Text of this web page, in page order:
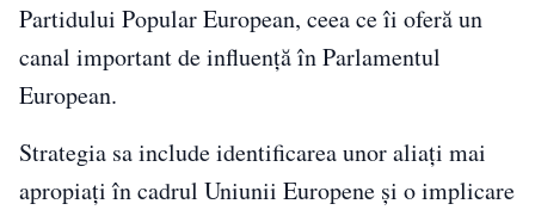
Partidului Popular European, ceea ce îi oferă un
canal important de influență în Parlamentul
European.
Strategia sa include identificarea unor aliați mai
apropiați în cadrul Uniunii Europene și o implicare